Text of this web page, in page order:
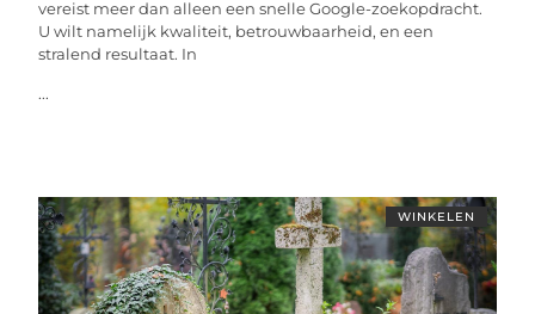
vereist meer dan alleen een snelle Google-zoekopdracht.
U wilt namelijk kwaliteit, betrouwbaarheid, en een
stralend resultaat. In
...
WINKELEN